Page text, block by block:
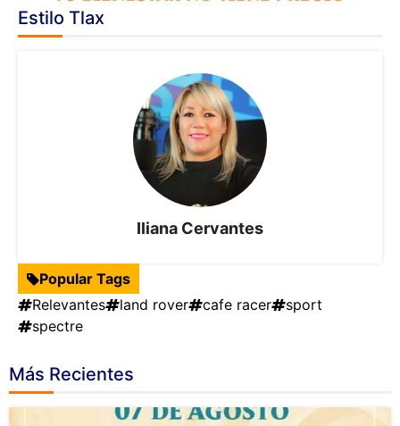
Estilo Tlax
Iliana Cervantes
Popular Tags
Relevantes
land rover cafe racer
sport
spectre
Más Recientes